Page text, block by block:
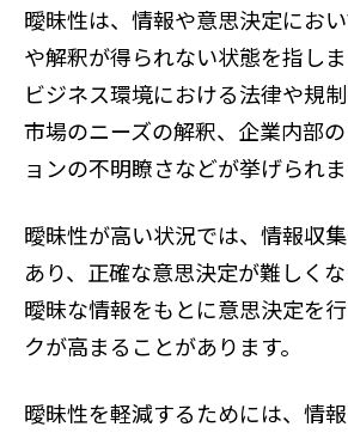
曖昧性は、情報や意思決定にお
や解釈が得られない状態を指しま
ビジネス環境における法律や規
市場のニーズの解釈、企業内部
ョンの不明瞭さなどが挙げられま
曖昧性が高い状況では、情報収
あり、正確な意思決定が難しくな
曖昧な情報をもとに意思決定を
クが高まることがあります。
曖昧性を軽減するためには、情